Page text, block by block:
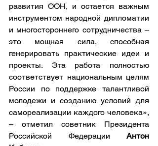
развития ООН, и остается важным
инструментом народной дипломатии
и многостороннего сотрудничества –
это мощная сила, способная
генерировать практические идеи и
проекты. Эта работа полностью
соответствует национальным целям
России по поддержке талантливой
молодежи и созданию условий для
самореализации каждого человека»,
– отметил советник Президента
Российской Федерации Антон